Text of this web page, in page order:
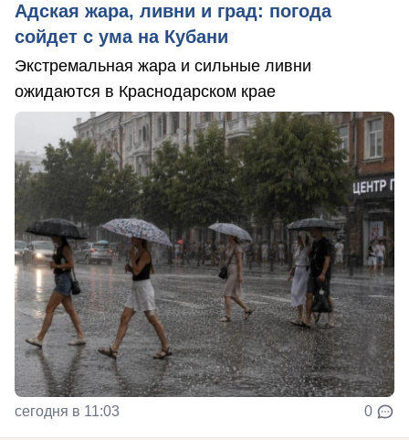
Адская жара, ливни и град: погода
сойдет с ума на Кубани
Экстремальная жара и сильные ливни
ожидаются в Краснодарском крае
сегодня в 11:03 0